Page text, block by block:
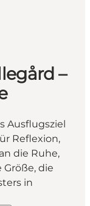
–
Ausflugsziel
Reflexion,
die Ruhe,
die
in